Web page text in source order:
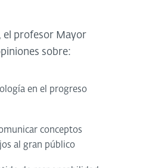
el profesor Mayor
sobre:
en el progreso
conceptos
al gran público